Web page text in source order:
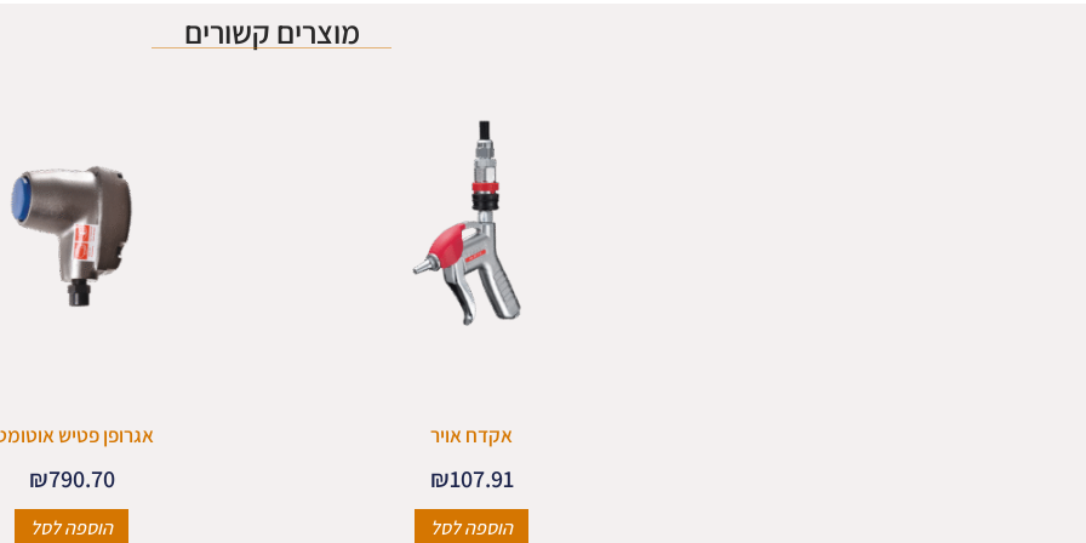
מוצרים קשורים
אקדח אויר
₪107.91
הוספה לסל
אגרופן פטיש
₪790.70
הוספה לסל